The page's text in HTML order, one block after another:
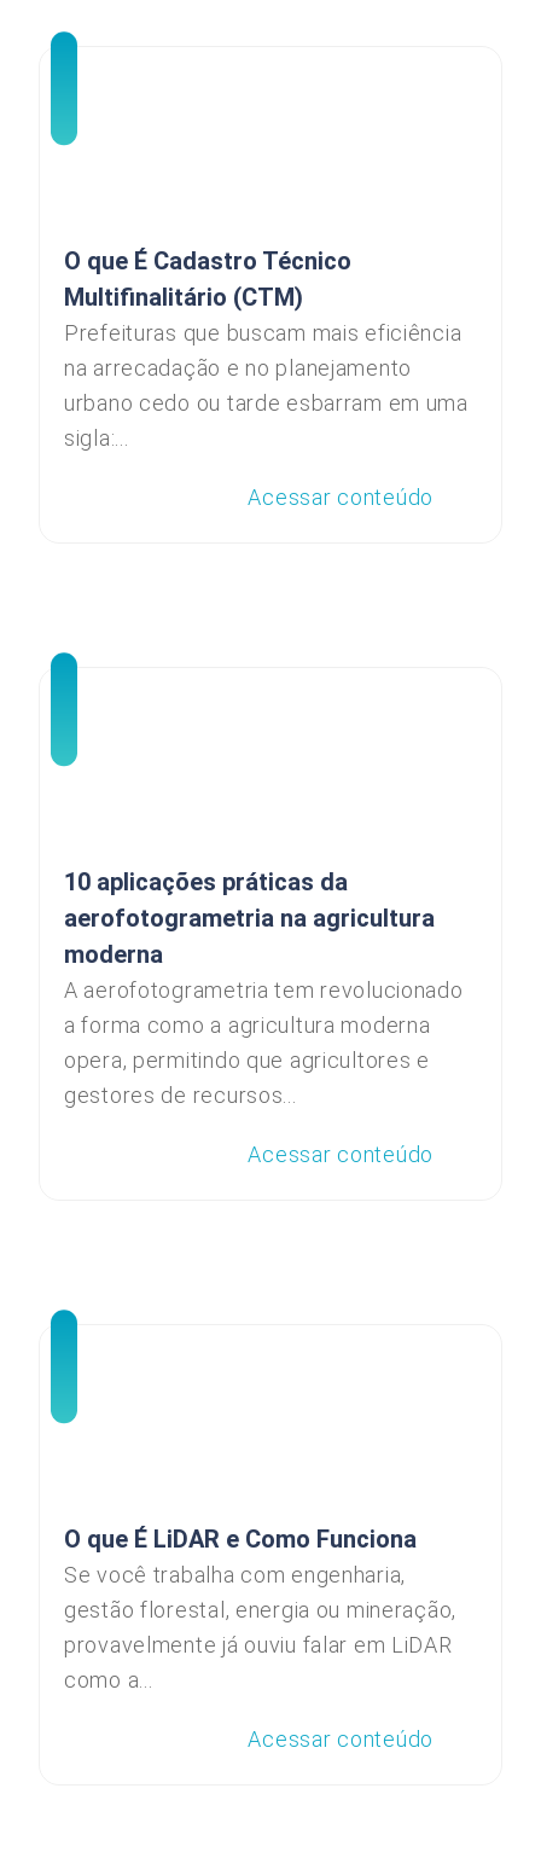
O que É Cadastro Técnico
Multifinalitário (CTM)
Prefeituras que buscam mais eficiência
na arrecadação e no planejamento
urbano cedo ou tarde esbarram em uma
sigla:...
Acessar conteúdo
10 aplicações práticas da
aerofotogrametria na agricultura
moderna
A aerofotogrametria tem revolucionado
a forma como a agricultura moderna
opera, permitindo que agricultores e
gestores de recursos...
Acessar conteúdo
O que É LiDAR e Como Funciona
Se você trabalha com engenharia,
gestão florestal, energia ou mineração,
provavelmente já ouviu falar em LiDAR
como a...
Acessar conteúdo